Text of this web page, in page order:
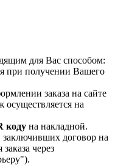
для Вас способом:
при получении Вашего
заказа на сайте
осуществляется на
коду на накладной.
договор на
через